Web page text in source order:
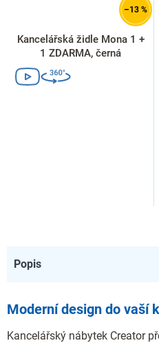
–13 %
Kancelářská židle Mona 1 +
1 ZDARMA, černá
Popis
Moderní design do vaší
Kancelářský nábytek Creator